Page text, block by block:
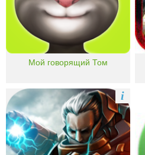
Мой говорящий Том
i